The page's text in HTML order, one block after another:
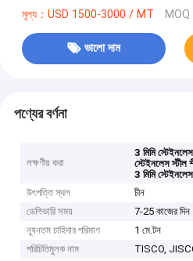
মূল্য：USD 1500-3000 / MT MOQ
ভালো দাম
পণ্যের বর্ণনা
লক্ষণীয় করা
3 মিমি
স্টেইনলেস
3 মিমি
উৎপত্তি স্থল
চীন
ডেলিভারি সময়
7-25 কাজের দিন
ন্যূনতম চাহিদার পরিমাণ
1 মে.টন
পরিচিতিমুলক নাম
TISCO,